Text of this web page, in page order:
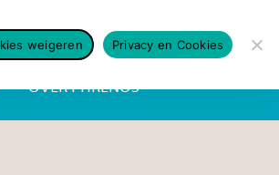
OVER PHRENOS
weigeren Privacy en Cookies